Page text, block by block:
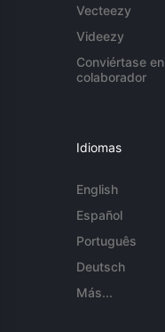
Vecteezy
Videezy
Conviértase en
colaborador
Idiomas
English
Español
Português
Deutsch
Más...